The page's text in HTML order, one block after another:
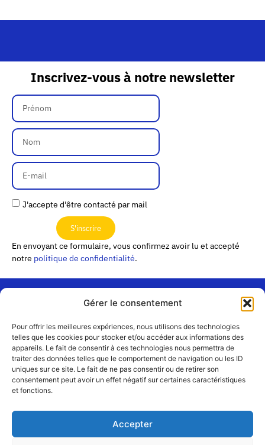
Gérer le consentement
Pour offrir les meilleures expériences, nous utilisons des technologies
telles que les cookies pour stocker et/ou accéder aux informations des
appareils. Le fait de consentir à ces technologies nous permettra de
traiter des données telles que le comportement de navigation ou les ID
uniques sur ce site. Le fait de ne pas consentir ou de retirer son
consentement peut avoir un effet négatif sur certaines caractéristiques
et fonctions.
Accepter
Inscrivez-vous à notre newsletter
J'accepte d'être contacté par mail
S'inscrire
En envoyant ce formulaire, vous confirmez avoir lu et accepté
notre politique de confidentialité.
Contact
Équipe
Mentions
légales
« Les
Passerelles »
24 Avenue
Joannès
Masset
CS51001
cedex 09
+33 4 72 19
Rejoignez-
nous